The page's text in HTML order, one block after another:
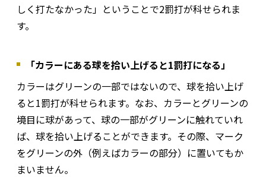
しく打たなかった」ということで2罰打が科せられま
す。
「カラーにある球を拾い上げると1罰打になる」
カラーはグリーンの一部ではないので、球を拾い上げ
ると1罰打が科せられます。なお、カラーとグリーンの
境目に球があって、球の一部がグリーンに触れていれ
ば、球を拾い上げることができます。その際、マーク
をグリーンの外（例えばカラーの部分）に置いてもか
まいません。